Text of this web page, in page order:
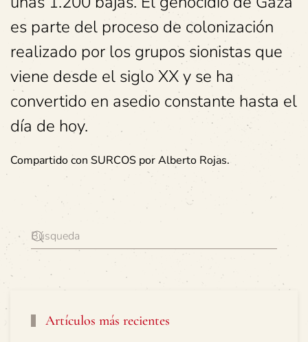
es parte del proceso de colonización
realizado por los grupos sionistas que
viene desde el siglo XX y se ha
convertido en asedio constante hasta el
día de hoy.
Compartido con SURCOS por Alberto Rojas.
Artículos más recientes